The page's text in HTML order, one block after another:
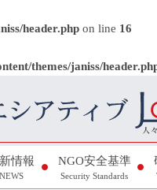
header.php on line 16
themes/janiss/
情報
NEWS
NGO安全基準
Security Standards